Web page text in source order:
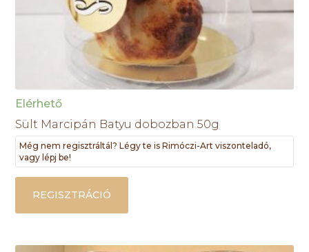
Elérhető
Sült Marcipán Batyu dobozban 50g
Még nem regisztráltál? Légy te is Rimóczi-Art viszonteladó,
vagy lépj be!
REGISZTRÁCIÓ